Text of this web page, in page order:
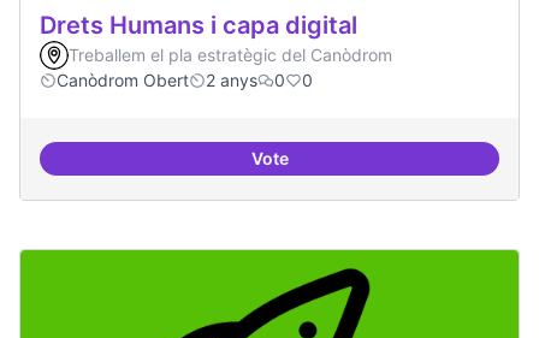
Drets Humans i capa digital
Treballem el pla estratègic del Canòdrom
Canòdrom Obert
2 anys 0 0
VoteDrets Humans i capa digital